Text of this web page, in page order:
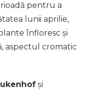
pentru a
lunii aprilie,
înfloresc și
aspectul cromatic
și